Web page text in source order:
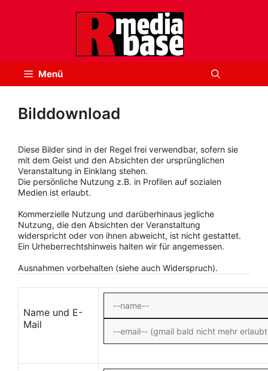
Menü
Bilddownload
Diese Bilder sind in der Regel frei verwendbar, sofern sie
mit dem Geist und den Absichten der ursprünglichen
Veranstaltung in Einklang stehen.
Die persönliche Nutzung z.B. in Profilen auf sozialen
Medien ist erlaubt.
Kommerzielle Nutzung und darüberhinaus jegliche
Nutzung, die den Absichten der Veranstaltung
widerspricht oder von ihnen abweicht, ist nicht gestattet.
Ein Urheberrechtshinweis halten wir für angemessen.
Ausnahmen vorbehalten (siehe auch Widerspruch).
Name und E-
Mail